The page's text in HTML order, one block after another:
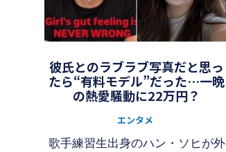
彼氏とのラブラブ写真だと思っ
たら“有料モデル”だった…一晩
の熱愛騒動に22万円？
エンタメ
歌手練習生出身のハン・ソヒが外